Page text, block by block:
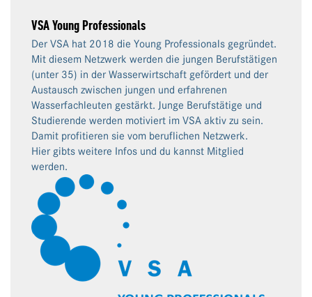
VSA Young Professionals
Der VSA hat 2018 die Young Professionals gegründet.
Mit diesem Netzwerk werden die jungen Berufstätigen
(unter 35) in der Wasserwirtschaft gefördert und der
Austausch zwischen jungen und erfahrenen
Wasserfachleuten gestärkt. Junge Berufstätige und
Studierende werden motiviert im VSA aktiv zu sein.
Damit profitieren sie vom beruflichen Netzwerk.
Hier gibts weitere Infos und du kannst Mitglied
werden.